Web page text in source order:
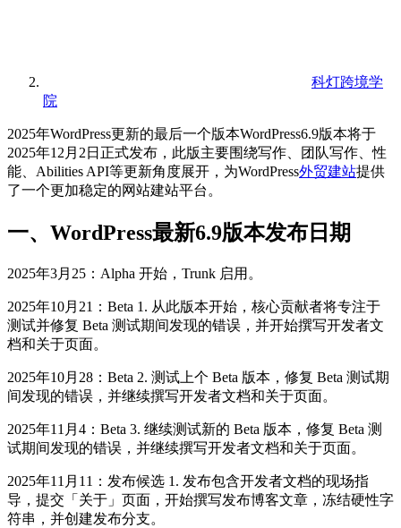
科灯跨境学
院
2025年WordPress更新的最后一个版本WordPress6.9版本将于
2025年12月2日正式发布，此版主要围绕写作、团队写作、性
能、Abilities API等更新角度展开，为WordPress外贸建站提供
了一个更加稳定的网站建站平台。
一、WordPress最新6.9版本发布日期
2025年3月25：Alpha 开始，Trunk 启用。
2025年10月21：Beta 1. 从此版本开始，核心贡献者将专注于
测试并修复 Beta 测试期间发现的错误，并开始撰写开发者文
档和关于页面。
2025年10月28：Beta 2. 测试上个 Beta 版本，修复 Beta 测试期
间发现的错误，并继续撰写开发者文档和关于页面。
2025年11月4：Beta 3. 继续测试新的 Beta 版本，修复 Beta 测
试期间发现的错误，并继续撰写开发者文档和关于页面。
2025年11月11：发布候选 1. 发布包含开发者文档的现场指
导，提交「关于」页面，开始撰写发布博客文章，冻结硬性字
符串，并创建发布分支。